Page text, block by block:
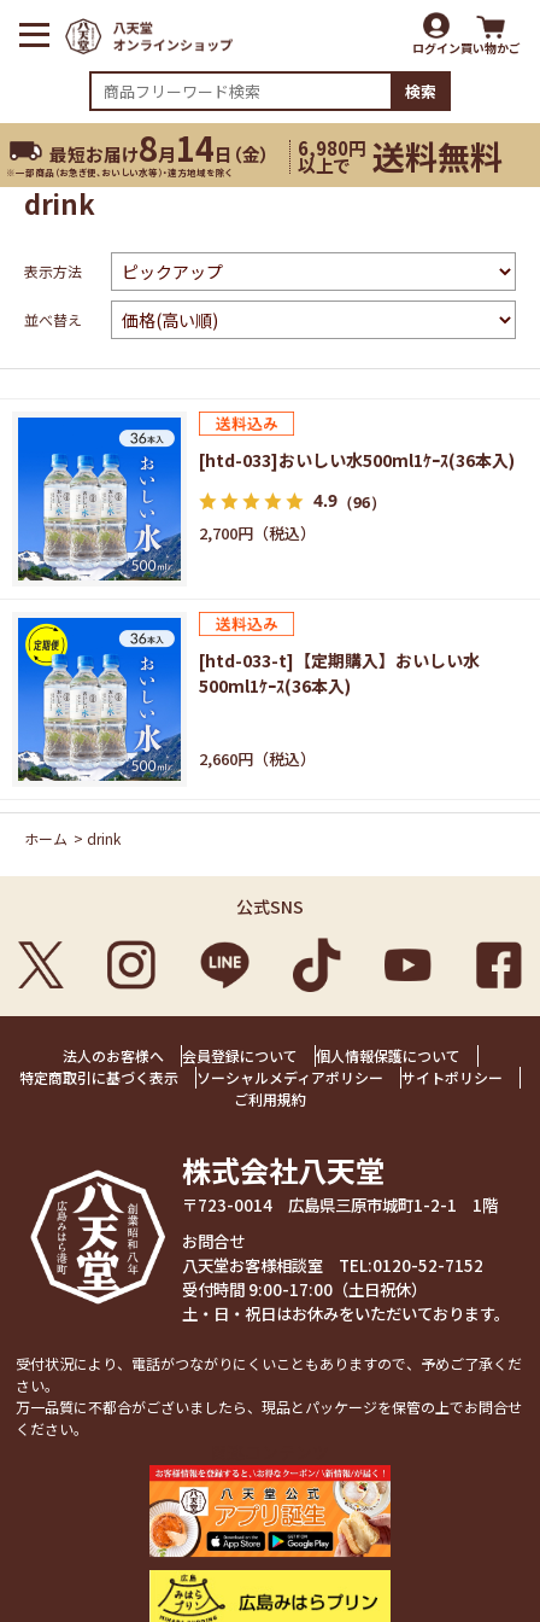
ログイン買い物かご
検索
最短お届け8月14日（金）
※一部商品（お急ぎ便、おいしい水等）・遠方地域を除く
6,980円
以上で 送料無料
drink
表示方法
並べ替え
[htd-033]おいしい水500ml1ｹｰｽ(36本入)
4.9 （96）
2,700円
[htd-033-t]【定期購入】おいしい水
500ml1ｹｰｽ(36本入)
2,660円
ホーム > drink
公式SNS
法人のお客様へ 会員登録について
個人情報保護について
特定商取引に基づく表示
ソーシャルメディアポリシー
サイトポリシー
ご利用規約
株式会社八天堂
〒723-0014 広島県三原市城町1-2-1 1階
お問合せ
八天堂お客様相談室 TEL:0120-52-7152
受付時間 9:00-17:00（土日祝休）
土・日・祝日はお休みをいただいております。
受付状況により、電話がつながりにくいこともありますので、予めご了承くだ
さい。
万一品質に不都合がございましたら、現品とパッケージを保管の上でお問合せ
ください。